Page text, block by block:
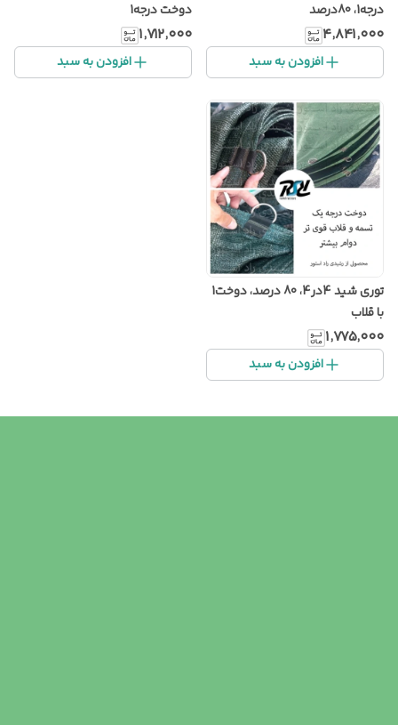
درجه1، 80درصد
۴٬۸۴۱٬۰۰۰
افزودن به سبد
دوخت درجه1
۱٬۷۱۲٬۰۰۰
افزودن به سبد
توری شید 4در4، 80 درصد، دوخت1
با قلاب
۱٬۷۷۵٬۰۰۰
افزودن به سبد